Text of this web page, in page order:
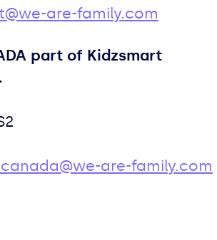
are-family.com
part of Kidzsmart
are-family.com